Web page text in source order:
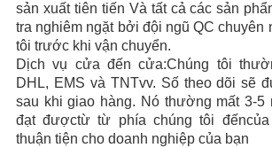
sản xuất tiên tiến Và tất cả các sản
tra nghiêm ngặt bởi đội ngũ QC chuyên
tôi trước khi vận chuyển.
Dịch vụ cửa đến cửa:Chúng tôi
DHL, EMS và TNTvv. Số theo dõi sẽ
sau khi giao hàng. Nó thường mất 3-5
đạt đượctừ từ phía chúng tôi đến
thuận tiện cho doanh nghiệp của bạn